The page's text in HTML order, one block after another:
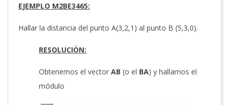
EJEMPLO M2BE3465:
Hallar la distancia del punto A(3,2,1) al punto B (5,3,0).
RESOLUCIÓN:
Obtenemos el vector AB (o el BA) y hallamos el
módulo